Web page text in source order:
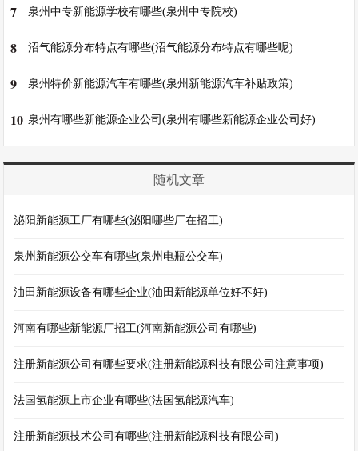
7 泉州中专新能源学校有哪些(泉州中专院校)
8 沼气能源分布特点有哪些(沼气能源分布特点有哪些呢)
9 泉州特价新能源汽车有哪些(泉州新能源汽车补贴政策)
10 泉州有哪些新能源企业公司(泉州有哪些新能源企业公司好)
随机文章
泌阳新能源工厂有哪些(泌阳哪些厂在招工)
泉州新能源公交车有哪些(泉州电瓶公交车)
油田新能源设备有哪些企业(油田新能源单位好不好)
河南有哪些新能源厂招工(河南新能源公司有哪些)
注册新能源公司有哪些要求(注册新能源科技有限公司注意事项)
法国氢能源上市企业有哪些(法国氢能源汽车)
注册新能源技术公司有哪些(注册新能源科技有限公司)